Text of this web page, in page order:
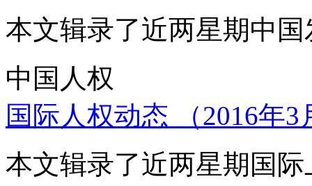
本文辑录了近两星期中
中国人权
国际人权动态 （2016年
本文辑录了近两星期国